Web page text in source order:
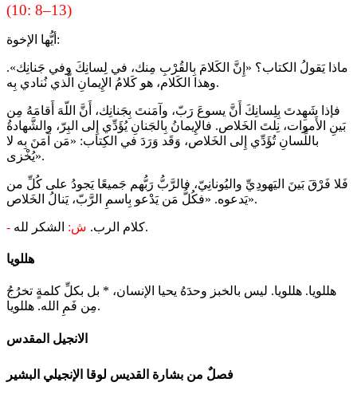
(10: 8–13)
أيُّها الإخوة:
ماذا يَقولُ الكتاب؟ «إِنَّ الكَلامَ بِالقُرْبِ مِنك، في لِسانِكَ وفي جَنانِك».
وهذا الكَلام، هو كَلامُ الإِيمانِ الَّذي نُنادي بِه.
فإذا شَهِدتَ بِلِسانِكَ أَنَّ يسوعَ رَبّ، وآمَنتَ بِجَنانِك، أَنَّ اللّهَ أَقامَهُ مِن
بَينِ الأَموات، نِلتَ الخَلاص. فالإِيمانُ بِالجَنانِ يُؤَدِّي إِلى البِرّ، والشَّهادةُ
باللِّسانِ تُؤَدِّي إِلى الخَلاص، وَقَد وَرَدَ في الكِتاب: «مَن آمَنَ بِه لا
يُخْزى».
فَلا فَرْقَ بَينَ اليَهودِيِّ واليُونانِيّ، فالرَّبُّ رَبُّهم جَميعًا يَجودُ على كُلِّ من
يَدعوه. «فكُلُّ مَن يَدْعو بِاسمِ الرَّبّ، يَنالُ الخَلاص».
- كلام الرب. ش: الشكر لله.
هللويا
هللويا. هللويا. ليس بالخبز وحدَهُ يحيا الإنسان، * بل بكلِّ كلمةٍ تخرُجُ
مِن فَمِ الله. هللويا.
الانجيل المقدس
فصلٌ من بشارة القديس لوقا الإنجيلي البشير